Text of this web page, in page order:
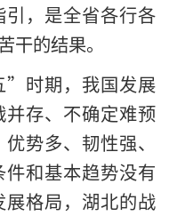
，是全省各行各
干的结果。
时期，我国发展
存、不确定难预
势多、韧性强、
和基本趋势没有
格局，湖北的战